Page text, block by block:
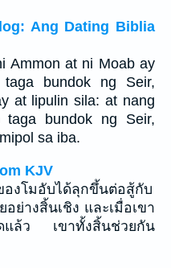
Ang Dating Biblia
Ammon at ni Moab ay
bundok ng Seir,
at lipulin sila: at nang
taga bundok ng Seir,
sa iba.
KJV
องโมอับได้ลุกขึ้นต่อสู้กับ
อย่างสิ้นเชิง และเมื่อเขา
ดแล้ว เขาทั้งสิ้นช่วยกัน